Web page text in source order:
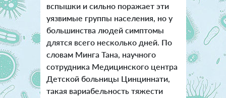
вспышки и сильно поражает эти
уязвимые группы населения, но у
большинства людей симптомы
длятся всего несколько дней. По
словам Минга Тана, научного
сотрудника Медицинского центра
Детской больницы Цинциннати,
такая вариабельность тяжести